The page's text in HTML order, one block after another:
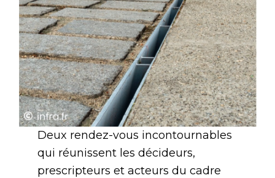
Deux rendez-vous incontournables
qui réunissent les décideurs,
prescripteurs et acteurs du cadre